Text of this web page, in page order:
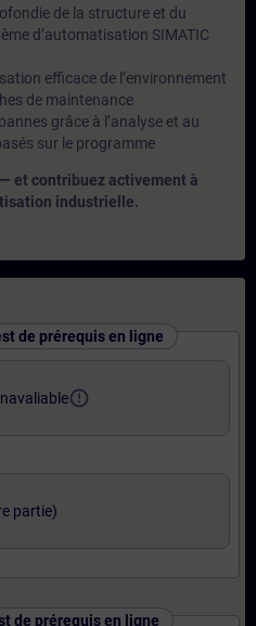
de la structure et du
d’automatisation SIMATIC
efficace de l’environnement
de maintenance
grâce à l’analyse et au
sur le programme
et contribuez activement à
industrielle.
de prérequis en ligne
error_outline
partie)
de prérequis en ligne